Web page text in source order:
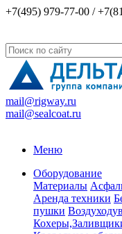
+7(495) 979-77-00 /
mail@rigway.ru
mail@sealcoat.ru
Меню
Оборудование
Материалы
Аренда техники
пушки